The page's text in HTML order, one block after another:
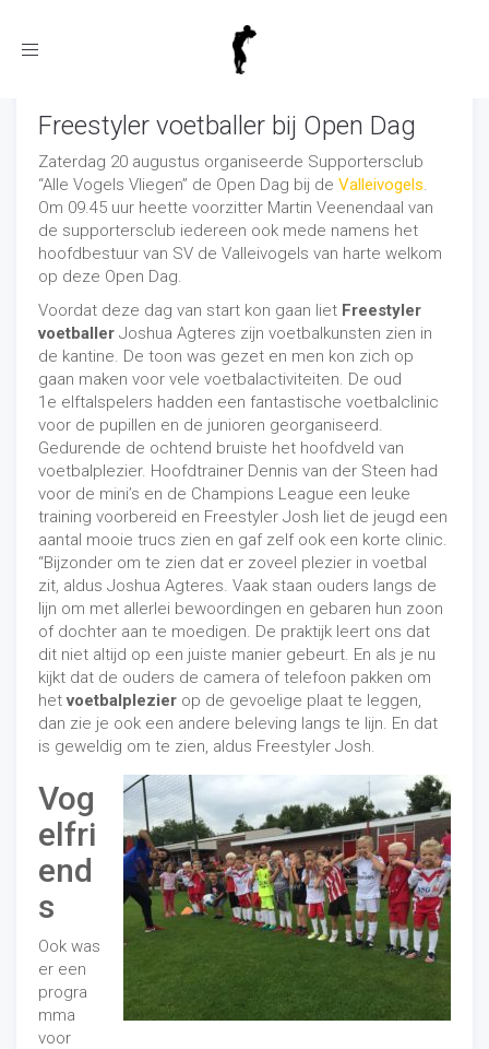
Toggle
Freestyler voetballer bij Open Dag
Zaterdag 20 augustus organiseerde Supportersclub
“Alle Vogels Vliegen” de Open Dag bij de Valleivogels.
Om 09.45 uur heette voorzitter Martin Veenendaal van
de supportersclub iedereen ook mede namens het
hoofdbestuur van SV de Valleivogels van harte welkom
op deze Open Dag.
Voordat deze dag van start kon gaan liet Freestyler
voetballer Joshua Agteres zijn voetbalkunsten zien in
de kantine. De toon was gezet en men kon zich op
gaan maken voor vele voetbalactiviteiten. De oud
1e elftalspelers hadden een fantastische voetbalclinic
voor de pupillen en de junioren georganiseerd.
Gedurende de ochtend bruiste het hoofdveld van
voetbalplezier. Hoofdtrainer Dennis van der Steen had
voor de mini’s en de Champions League een leuke
training voorbereid en Freestyler Josh liet de jeugd een
aantal mooie trucs zien en gaf zelf ook een korte clinic.
“Bijzonder om te zien dat er zoveel plezier in voetbal
zit, aldus Joshua Agteres. Vaak staan ouders langs de
lijn om met allerlei bewoordingen en gebaren hun zoon
of dochter aan te moedigen. De praktijk leert ons dat
dit niet altijd op een juiste manier gebeurt. En als je nu
kijkt dat de ouders de camera of telefoon pakken om
hetvoetbalplezier op de gevoelige plaat te leggen,
dan zie je ook een andere beleving langs te lijn. En dat
is geweldig om te zien, aldus Freestyler Josh.
Vog
elfri
end
s
Ook was
er een
progra
mma
voor